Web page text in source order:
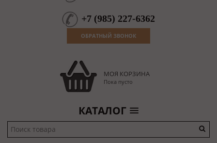
+7 (985) 227-6362
ОБРАТНЫЙ ЗВОНОК
МОЯ КОРЗИНА
Пока пусто
КАТАЛОГ